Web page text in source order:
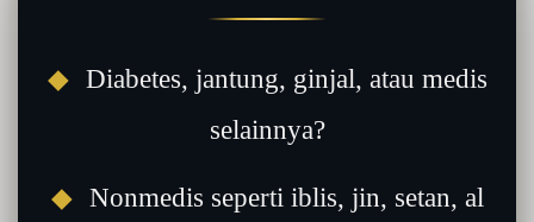
◆ Diabetes, jantung, ginjal, atau medis
selainnya?
◆ Nonmedis seperti iblis, jin, setan, al